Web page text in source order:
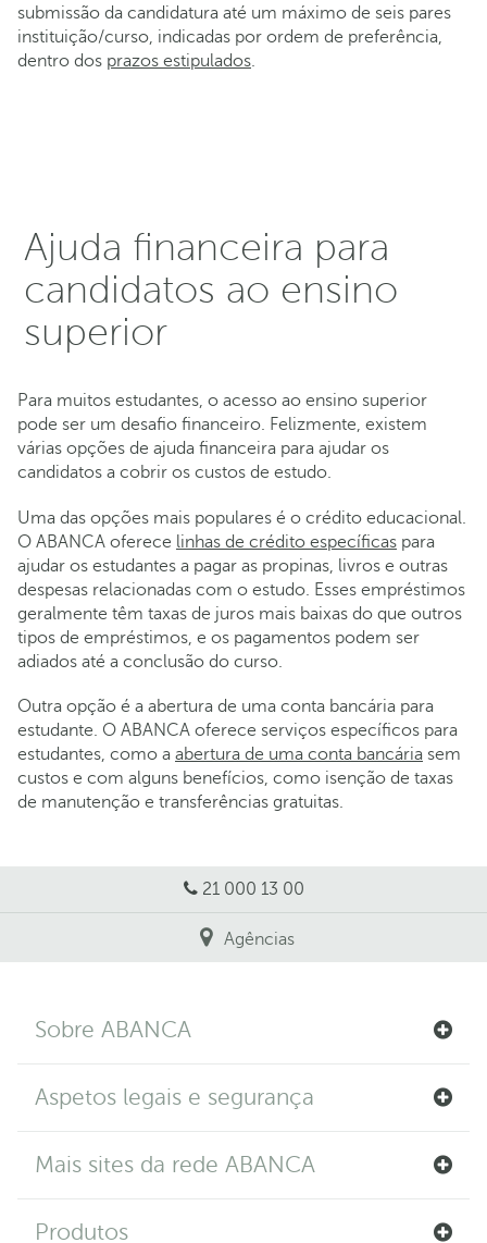
submissão da candidatura até um máximo de seis pares
instituição/curso, indicadas por ordem de preferência,
dentro dos prazos estipulados.
Ajuda financeira para
candidatos ao ensino
superior
Para muitos estudantes, o acesso ao ensino superior
pode ser um desafio financeiro. Felizmente, existem
várias opções de ajuda financeira para ajudar os
candidatos a cobrir os custos de estudo.
Uma das opções mais populares é o crédito educacional.
O ABANCA oferece linhas de crédito específicas para
ajudar os estudantes a pagar as propinas, livros e outras
despesas relacionadas com o estudo. Esses empréstimos
geralmente têm taxas de juros mais baixas do que outros
tipos de empréstimos, e os pagamentos podem ser
adiados até a conclusão do curso.
Outra opção é a abertura de uma conta bancária para
estudante. O ABANCA oferece serviços específicos para
estudantes, como a abertura de uma conta bancária sem
custos e com alguns benefícios, como isenção de taxas
de manutenção e transferências gratuitas.
21 000 13 00
Agências
Sobre ABANCA
Aspetos legais e segurança
Mais sites da rede ABANCA
Produtos